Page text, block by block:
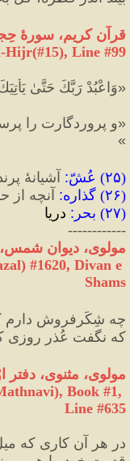
قرآن كريم، سورهٔ
Hijr(#15), Line #99
«وَاعْبُدْ رَبَّكَ حَتَّىٰ
«و پروردگارت را
»
(۲۵) عُشّ: آشیانۀ
(۲۶) گذاره: آنچه از
(۲۷) بحر : دریا
------------
مولوی، دیوان شمس،
#1620, Divan e
Shams
چه شِکَرفروش دارم
که نگفت عُذر روزی
مولوی، مثنوی، دفتر
Book #1,
Line #635
در هر آن کاری که